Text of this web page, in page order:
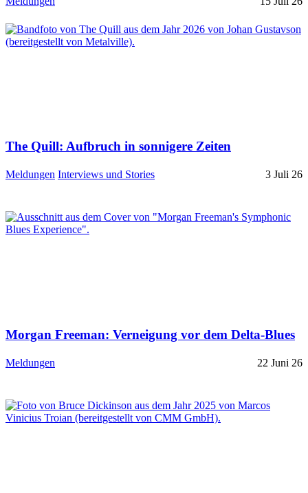
The Quill: Aufbruch in sonnigere Zeiten
Meldungen Interviews und Stories 3 Juli 26
Morgan Freeman: Verneigung vor dem Delta-Blues
Meldungen 22 Juni 26